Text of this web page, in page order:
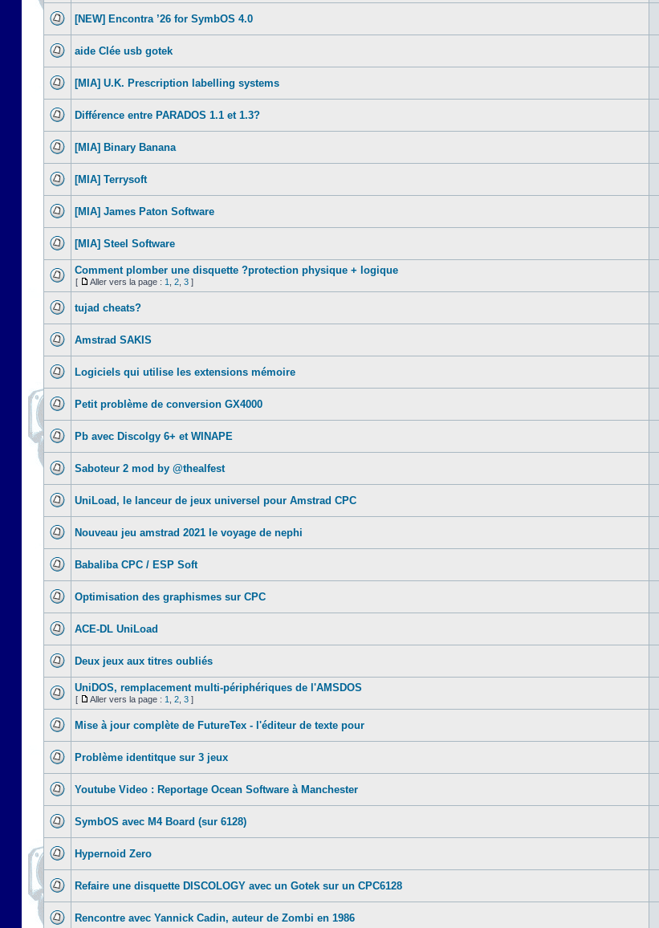
[NEW] Encontra ’26 for SymbOS 4.0
aide Clée usb gotek
[MIA] U.K. Prescription labelling systems
Différence entre PARADOS 1.1 et 1.3?
[MIA] Binary Banana
[MIA] Terrysoft
[MIA] James Paton Software
[MIA] Steel Software
Comment plomber une disquette ?protection physique + logique
[ Aller vers la page : 1 2 3 ]
tujad cheats?
Amstrad SAKIS
Logiciels qui utilise les extensions mémoire
Petit problème de conversion GX4000
Pb avec Discolgy 6+ et WINAPE
Saboteur 2 mod by @thealfest
UniLoad, le lanceur de jeux universel pour Amstrad CPC
Nouveau jeu amstrad 2021 le voyage de nephi
Babaliba CPC / ESP Soft
Optimisation des graphismes sur CPC
ACE-DL UniLoad
Deux jeux aux titres oubliés
UniDOS, remplacement multi-périphériques de l'AMSDOS
[ Aller vers la page : 1 2 3 ]
Mise à jour complète de FutureTex - l'éditeur de texte pour
Problème identitque sur 3 jeux
Youtube Video : Reportage Ocean Software à Manchester
SymbOS avec M4 Board (sur 6128)
Hypernoid Zero
Refaire une disquette DISCOLOGY avec un Gotek sur un CPC6128
Rencontre avec Yannick Cadin, auteur de Zombi en 1986